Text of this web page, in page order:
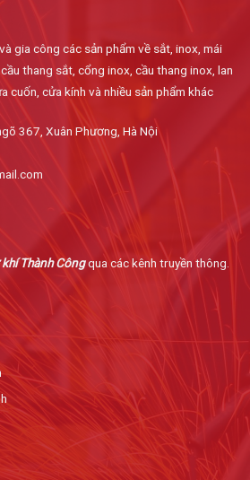
gia công các sản phẩm về sắt, inox, mái
thang sắt, cổng inox, cầu thang inox, lan
cuốn, cửa kính và nhiều sản phẩm khác
367, Xuân Phương, Hà Nội
khí Thành Côngqua các kênh truyền thông.